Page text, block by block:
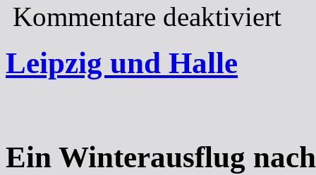
Kommentare deaktiviert
Leipzig und Halle
Ein Winterausflug